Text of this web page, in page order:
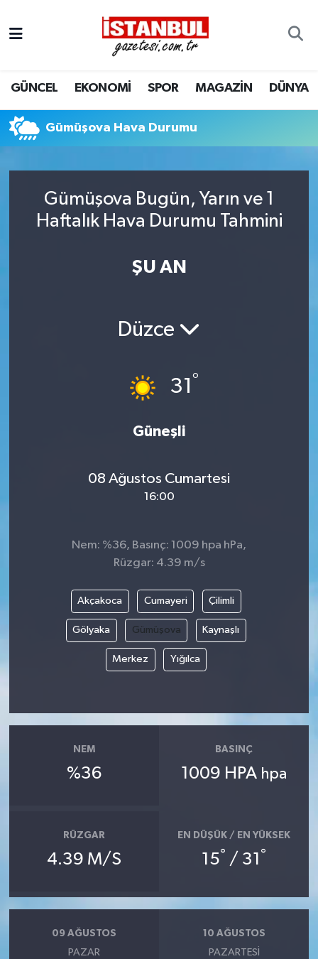
GÜNCEL EKONOMİ SPOR MAGAZİN DÜNYA
Gümüşova Hava Durumu
Gümüşova Bugün, Yarın ve 1
Haftalık Hava Durumu Tahmini
ŞU AN
Düzce
31 °
Güneşli
08 Ağustos Cumartesi
16:00
Nem: %36, Basınç: 1009 hpa hPa,
Rüzgar: 4.39 m/s
Akçakoca Cumayeri Çilimli
Gölyaka Gümüşova Kaynaşlı
Merkez Yığılca
NEM
%36
BASINÇ
1009 HPA hpa
RÜZGAR
4.39 M/S
EN DÜŞÜK / EN YÜKSEK
15° / 31 °
09 AĞUSTOS
PAZAR
10 AĞUSTOS
PAZARTESI
EKONOMİ
İSTANBUL
SPOR
Nöbetçi Eczaneler
Hava Durumu
Trafik Durumu
Tüm Manşetler